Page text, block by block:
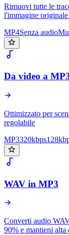
Rimuovi tutte le
l'immagine
MP4Senza audio
Da video a
Ottimizzato per
regolabile
MP3320kbps
WAV in MP3
Converti audio
90% e mantieni alta